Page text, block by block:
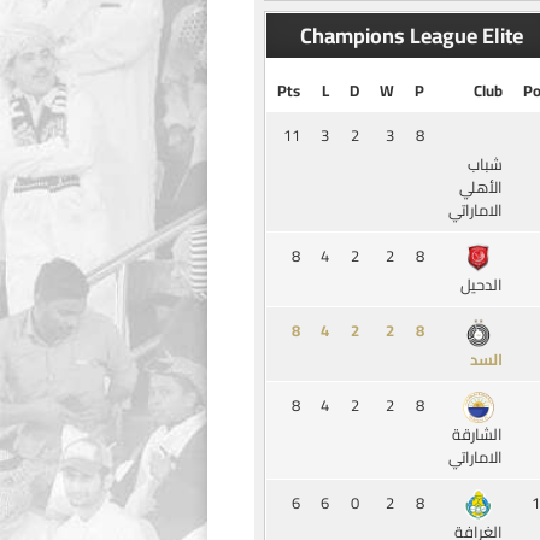
Champions League Elite
Club
P
W
D
L
Pts
شباب
الأهلي
الاماراتي
8
3
2
3
11
الدحيل
8
2
2
4
8
السد
8
2
2
4
8
الشارقة
الاماراتي
8
2
2
4
8
الغرافة
8
2
0
6
6